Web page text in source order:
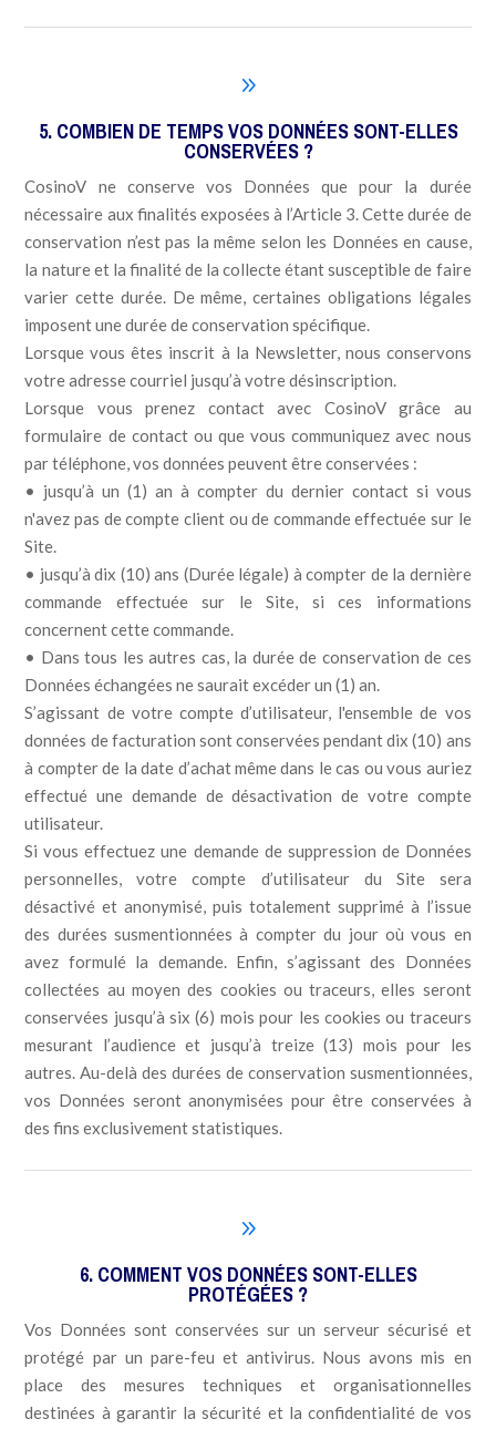
9
5. COMBIEN DE TEMPS VOS DONNÉES SONT-ELLES
CONSERVÉES ?
CosinoV ne conserve vos Données que pour la durée
nécessaire aux finalités exposées à l’Article 3. Cette durée de
conservation n’est pas la même selon les Données en cause,
la nature et la finalité de la collecte étant susceptible de faire
varier cette durée. De même, certaines obligations légales
imposent une durée de conservation spécifique.
Lorsque vous êtes inscrit à la Newsletter, nous conservons
votre adresse courriel jusqu’à votre désinscription.
Lorsque vous prenez contact avec CosinoV grâce au
formulaire de contact ou que vous communiquez avec nous
par téléphone, vos données peuvent être conservées :
• jusqu’à un (1) an à compter du dernier contact si vous
n'avez pas de compte client ou de commande effectuée sur le
Site.
• jusqu’à dix (10) ans (Durée légale) à compter de la dernière
commande effectuée sur le Site, si ces informations
concernent cette commande.
• Dans tous les autres cas, la durée de conservation de ces
Données échangées ne saurait excéder un (1) an.
S’agissant de votre compte d’utilisateur, l'ensemble de vos
données de facturation sont conservées pendant dix (10) ans
à compter de la date d’achat même dans le cas ou vous auriez
effectué une demande de désactivation de votre compte
utilisateur.
Si vous effectuez une demande de suppression de Données
personnelles, votre compte d’utilisateur du Site sera
désactivé et anonymisé, puis totalement supprimé à l’issue
des durées susmentionnées à compter du jour où vous en
avez formulé la demande. Enfin, s’agissant des Données
collectées au moyen des cookies ou traceurs, elles seront
conservées jusqu’à six (6) mois pour les cookies ou traceurs
mesurant l’audience et jusqu’à treize (13) mois pour les
autres. Au-delà des durées de conservation susmentionnées,
vos Données seront anonymisées pour être conservées à
des fins exclusivement statistiques.
9
6. COMMENT VOS DONNÉES SONT-ELLES
PROTÉGÉES ?
Vos Données sont conservées sur un serveur sécurisé et
protégé par un pare-feu et antivirus. Nous avons mis en
place des mesures techniques et organisationnelles
destinées à garantir la sécurité et la confidentialité de vos